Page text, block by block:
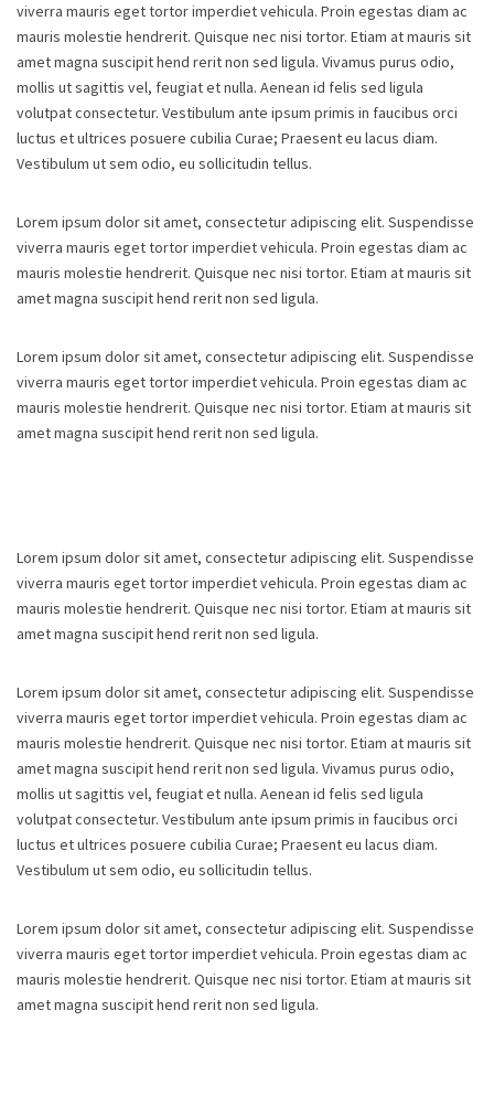
viverra mauris eget tortor imperdiet vehicula. Proin egestas diam ac
mauris molestie hendrerit. Quisque nec nisi tortor. Etiam at mauris sit
amet magna suscipit hend rerit non sed ligula. Vivamus purus odio,
mollis ut sagittis vel, feugiat et nulla. Aenean id felis sed ligula
volutpat consectetur. Vestibulum ante ipsum primis in faucibus orci
luctus et ultrices posuere cubilia Curae; Praesent eu lacus diam.
Vestibulum ut sem odio, eu sollicitudin tellus.
Lorem ipsum dolor sit amet, consectetur adipiscing elit. Suspendisse
viverra mauris eget tortor imperdiet vehicula. Proin egestas diam ac
mauris molestie hendrerit. Quisque nec nisi tortor. Etiam at mauris sit
amet magna suscipit hend rerit non sed ligula.
Lorem ipsum dolor sit amet, consectetur adipiscing elit. Suspendisse
viverra mauris eget tortor imperdiet vehicula. Proin egestas diam ac
mauris molestie hendrerit. Quisque nec nisi tortor. Etiam at mauris sit
amet magna suscipit hend rerit non sed ligula.
Lorem ipsum dolor sit amet, consectetur adipiscing elit. Suspendisse
viverra mauris eget tortor imperdiet vehicula. Proin egestas diam ac
mauris molestie hendrerit. Quisque nec nisi tortor. Etiam at mauris sit
amet magna suscipit hend rerit non sed ligula.
Lorem ipsum dolor sit amet, consectetur adipiscing elit. Suspendisse
viverra mauris eget tortor imperdiet vehicula. Proin egestas diam ac
mauris molestie hendrerit. Quisque nec nisi tortor. Etiam at mauris sit
amet magna suscipit hend rerit non sed ligula. Vivamus purus odio,
mollis ut sagittis vel, feugiat et nulla. Aenean id felis sed ligula
volutpat consectetur. Vestibulum ante ipsum primis in faucibus orci
luctus et ultrices posuere cubilia Curae; Praesent eu lacus diam.
Vestibulum ut sem odio, eu sollicitudin tellus.
Lorem ipsum dolor sit amet, consectetur adipiscing elit. Suspendisse
viverra mauris eget tortor imperdiet vehicula. Proin egestas diam ac
mauris molestie hendrerit. Quisque nec nisi tortor. Etiam at mauris sit
amet magna suscipit hend rerit non sed ligula.